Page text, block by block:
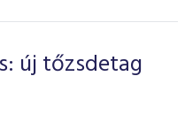
új tőzsdetag